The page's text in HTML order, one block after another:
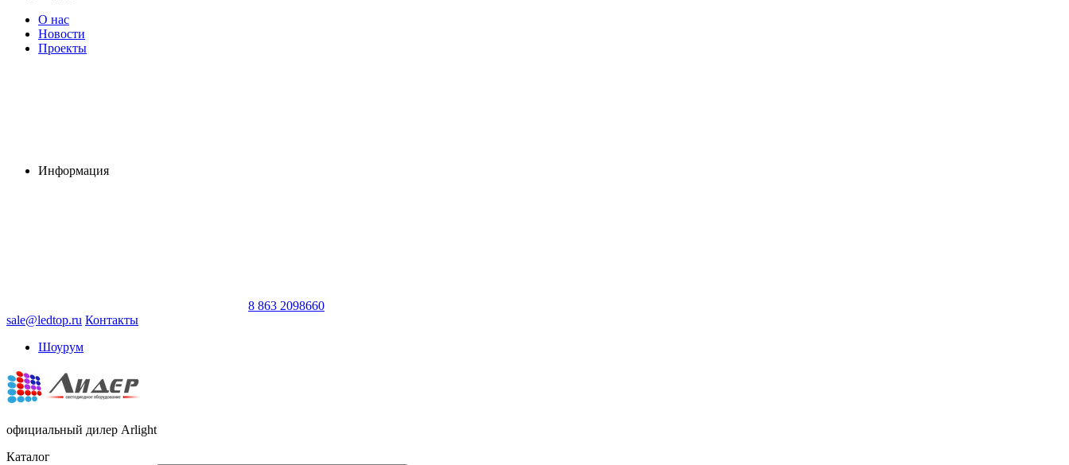
О нас
Новости
Проекты
Информация
8 863 2098660
sale@ledtop.ru Контакты
Шоурум
официальный дилер Arlight
Каталог